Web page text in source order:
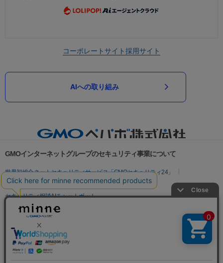
コーポレートサイト採用サイト
AIへの取り組み
GMOインターネットグループのセキュリティ事業について
世界初総合ネットセキュリティサービス「GMOセキュリティ24」
パスワード漏洩診断
Webサイトリスク診断
セキュリティ相談AIチャットボット
実在証明・盗聴対策
サイバー攻撃対策（GMO Flatt Security）
セキュリティ事業の軌跡